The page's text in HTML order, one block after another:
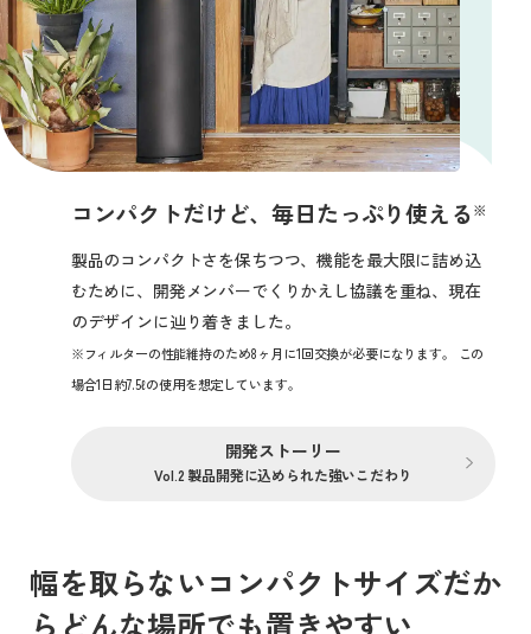
コンパクトだけど、毎日たっぷり使える※
製品のコンパクトさを保ちつつ、機能を最大限に詰め込
むために、開発メンバーでくりかえし協議を重ね、現在
のデザインに辿り着きました。
※フィルターの性能維持のため8ヶ月に1回交換が必要になります。 この
場合1日約7.5ℓの使用を想定しています。
開発ストーリー
Vol.2 製品開発に込められた強いこだわり
幅を取らないコンパクトサイズだか
らどんな場所でも置きやすい